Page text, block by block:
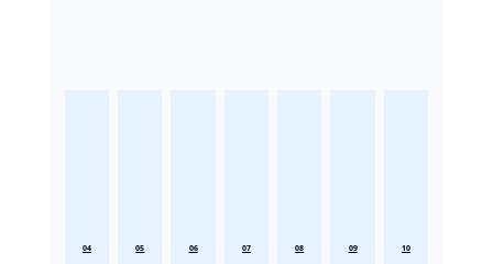
04 05 06 07 08 09 10